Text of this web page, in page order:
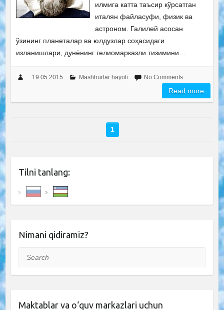
илмига катта таъсир кўрсатган
италян файласуфи, физик ва
астроном. Галилей асосан
ўзининг планеталар ва юлдузлар соҳасидаги
изланишлари, дунёнинг гелиомарказли тизимини…
19.05.2015 Mashhurlar hayoti No Comments
Read more
1
Tilni tanlang:
Nimani qidiramiz?
Search
Maktablar va o‘quv markazlari uchun